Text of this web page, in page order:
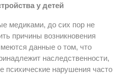
у детей
медиками, до сих пор не
причины возникновения
данные о том, что
наследственности,
психические нарушения часто